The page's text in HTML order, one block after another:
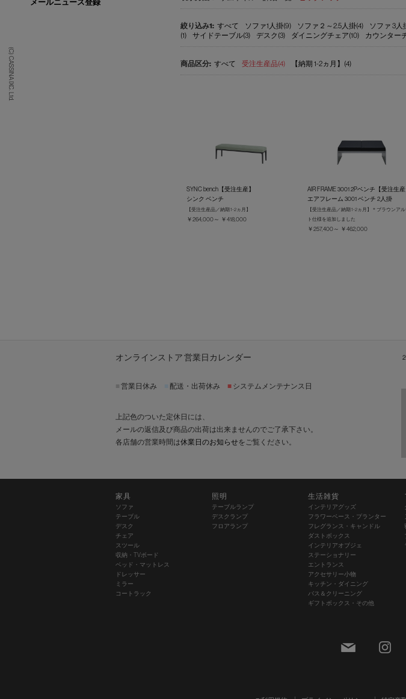
(C) CASSINA IXC. Ltd.
すべて ソファ1人掛(9) ソファ２～2.5人掛(4) ソファ 3人
(1)
サイドテーブル(3) デスク(3) ダイニングチェア(10) カウンター
すべて 受注生産品(4) 【納期 1-2ヵ月】(4)
SYNC bench【受注生産】
シンク ベンチ
【受注生産品／納期 1-2ヵ月】
￥264,000～ ￥418,000
AIR FRAME 3001 2Pベンチ【受注生産
エアフレーム 3001 ベンチ 2人掛
【受注生産品／納期 1-2ヵ月】＊ブラウンアル
ト仕様を追加しました
￥257,400～ ￥462,000
メールニュース登録
オンラインストア 営業日カレンダー
営業日休み 配送・出荷休み ■ システムメンテナンス日
上記色のついた定休日には、
メールの返信及び商品の出荷は出来ませんのでご了承下さい。
各店舗の営業時間は休業日のお知らせをご覧ください。
家具
ソファ
テーブル
デスク
チェア
スツール
収納・TVボード
ベッド・マットレス
ドレッサー
ミラー
コートラック
照明
テーブルランプ
デスクランプ
フロアランプ
生活雑貨
インテリアグッズ
フラワーベース・プランター
フレグランス・キャンドル
ダストボックス
インテリアオブジェ
ステーショナリー
エントランス
アクセサリー小物
キッチン・ダイニング
バス＆クリーニング
ギフトボックス・その他